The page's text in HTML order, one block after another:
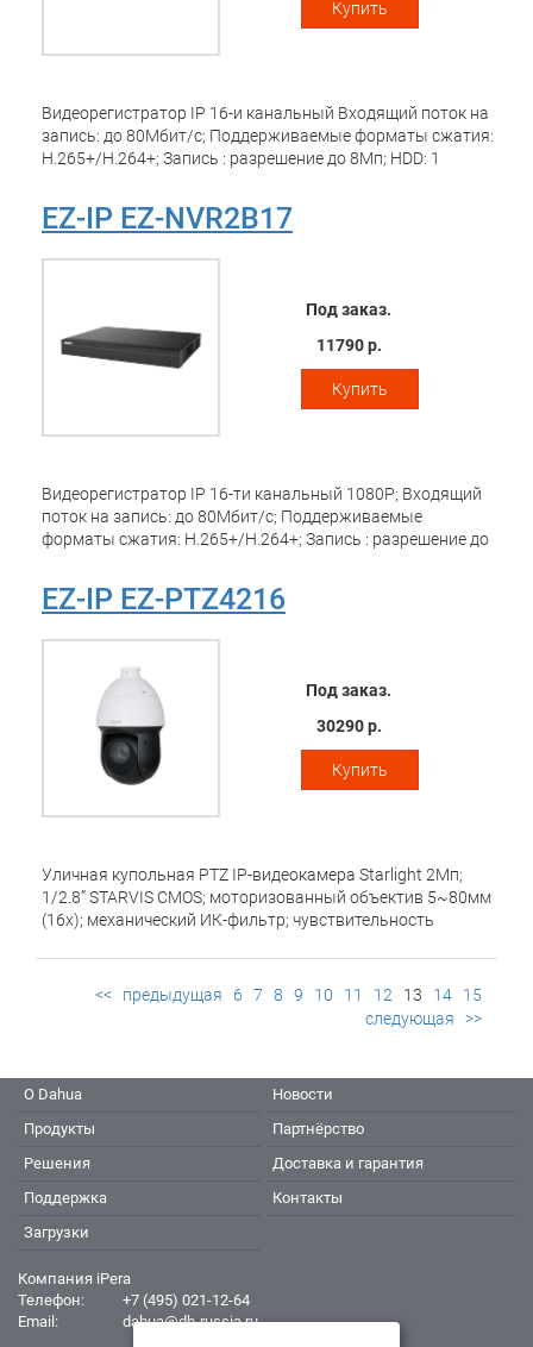
Видеорегистратор IP 16-и канальный Входящий поток на
запись: до 80Мбит/с; Поддерживаемые форматы сжатия:
H.265+/H.264+; Запись : разрешение до 8Мп; HDD: 1
Видеовыходы: 1 HDMI, 1 VGA; Сеть: 1 порт 1000Mb; Аудио
вх. вых 1/1 для дуплексной связи; USB: 1 порт 3.0, 1 порт
Купить
EZ-IP EZ-NVR2B17
Видеорегистратор IP 16-ти канальный 1080Р; Входящий
поток на запись: до 80Мбит/с; Поддерживаемые
форматы сжатия: H.265+/H.264+; Запись : разрешение до
8Мп, 4кн х 1080Р; Видеовыходы: 1 HDMI, 1 VGA; Сеть: 1
порт 1000Mb; Аудио вх. вых 1/1 для дуплексной связи;
Под заказ.
11790 р.
Купить
EZ-IP EZ-PTZ4216
Уличная купольная PTZ IP-видеокамера Starlight 2Mп;
1/2.8” STARVIS CMOS; моторизованный объектив 5~80мм
(16x); механический ИК-фильтр; чувствительность
H.265, H.264+, H.264, MJPEG; 3 потока до 2Мп@25к/с;
видеоаналитика: охрана периметра, украденные/
оставленные предметы; тревожные вх/вых: 2/1; аудиовх/
вых: 1/1; MicroSD до 256Гбайт; защита: IP66; питание:
Под заказ.
30290 р.
Купить
<< предыдущая 6 7 8 9 10 11 12 13 14
15
следующая
>>
О Dahua
Продукты
Решения
Поддержка
Загрузки
Новости
Партнёрство
Доставка и гарантия
Контакты
Компания iPera
Телефон:
+7 (495) 021-12-64
Email:
dahua@dh-russia.ru